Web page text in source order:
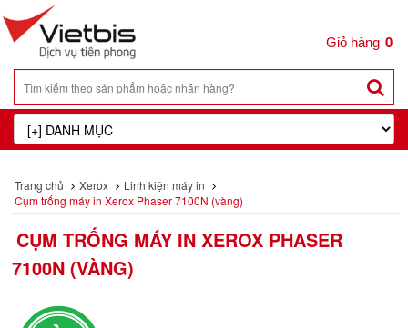
0
Trang chủ Xerox
Linh kiện máy in
Cụm trống máy in Xerox Phaser 7100N (vàng)
CỤM TRỐNG MÁY IN XEROX PHASER
7100N (VÀNG)